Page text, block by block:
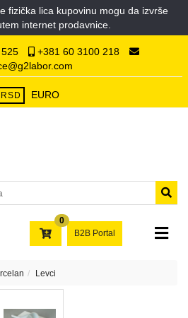
fizička lica kupovinu mogu da izvrše
internet prodavnice.
+381 60 3100 218
RSD EURO
0
B2B Portal
Levci